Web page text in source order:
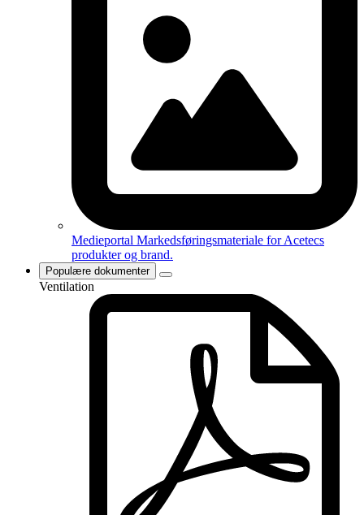
Medieportal Markedsføringsmateriale for Acetecs
produkter og brand.
Populære dokumenter
Ventilation